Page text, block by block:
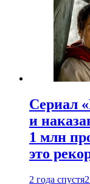
Сериал
и
1 млн
это
2 года спустя